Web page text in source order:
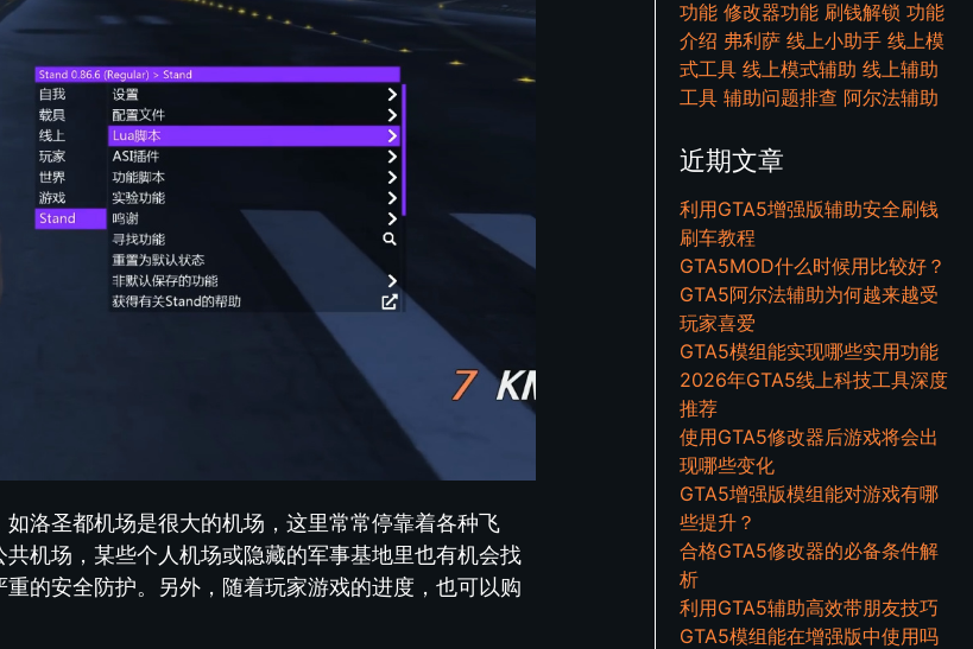
洛圣都机场是很大的机场，这里常常停靠着各种飞
机场，某些个人机场或隐藏的军事基地里也有机会找
的安全防护。另外，随着玩家游戏的进度，也可以购
功能 修改器功能 刷钱解锁 功能
介绍 弗利萨 线上小助手 线上模
式工具 线上模式辅助 线上辅助
工具 辅助问题排查 阿尔法辅助
近期文章
利用GTA5增强版辅助安全刷钱
刷车教程
GTA5MOD什么时候用比较好？
GTA5阿尔法辅助为何越来越受
玩家喜爱
GTA5模组能实现哪些实用功能
2026年GTA5线上科技工具深度
推荐
使用GTA5修改器后游戏将会出
现哪些变化
GTA5增强版模组能对游戏有哪
些提升？
合格GTA5修改器的必备条件解
析
利用GTA5辅助高效带朋友技巧
GTA5模组能在增强版中使用吗